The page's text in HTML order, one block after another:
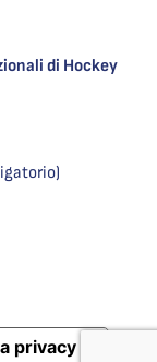
di Hockey
privacy